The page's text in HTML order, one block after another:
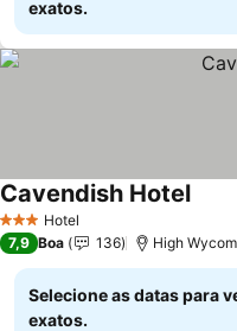
exatos.
3 EstrelasHotel
Cavendish Hotel
7,9 Boa 136 High
Selecione as datas para
exatos.